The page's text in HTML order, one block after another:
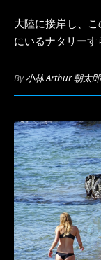
大陸に接岸し、このまま離ればなれになったら、いま目に前
にいるナタリー
By小林 Arthur 朝太郎